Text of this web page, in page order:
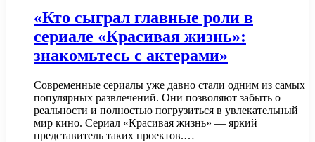
«Кто сыграл главные роли в
сериале «Красивая жизнь»:
знакомьтесь с актерами»
Современные сериалы уже давно стали одним из самых
популярных развлечений. Они позволяют забыть о
реальности и полностью погрузиться в увлекательный
мир кино. Сериал «Красивая жизнь» — яркий
представитель таких проектов.…